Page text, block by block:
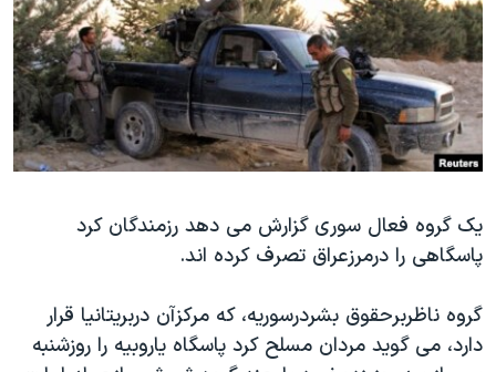
فرهنگ و زندگی
حقوق شهروندی
اقتصادی
علم و فناوری
گالری عکس
آرشیو پخش زنده
مستندها
انتخابات ریاست جمهوری آمریکا ۲۰۲۴
حمله جمهوری اسلامی به اسرائیل
رمز مهسا
اعتراضات زن، زندگی، آزادی
مجموعه مستندهای دادخواهی
دادگاه حمید نوری
دنبال کنید
زبانهای مختلف
یک گروه فعال سوری گزارش می دهد رزمندگان کرد
پاسگاهی را درمرزعراق تصرف کرده اند.
گروه ناظربرحقوق بشردرسوریه، که مرکزآن دربریتانیا قرار
دارد، می گوید مردان مسلح کرد پاسگاه یاروبیه را روزشنبه